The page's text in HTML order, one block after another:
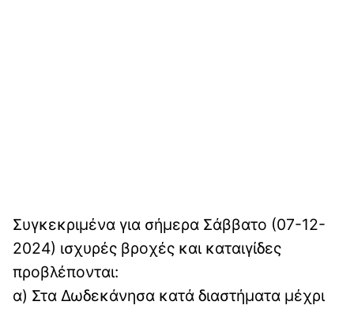
Συγκεκριμένα για σήμερα Σάββατο (07-12-
2024) ισχυρές βροχές και καταιγίδες
προβλέπονται:
α) Στα Δωδεκάνησα κατά διαστήματα μέχρι